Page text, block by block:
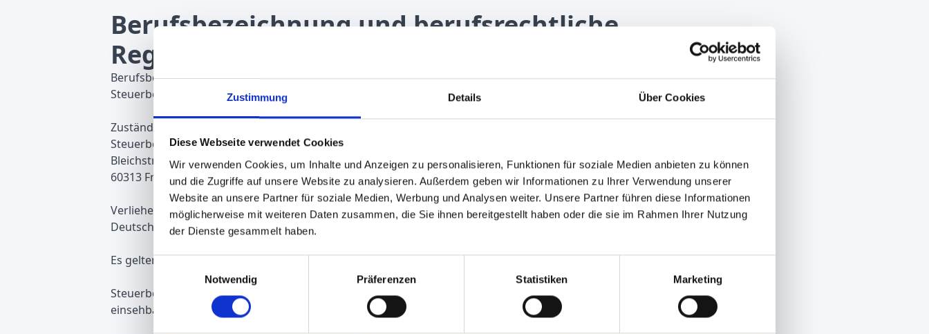
Zustimmung Details Über Cookies
Diese Webseite verwendet Cookies
Wir verwenden Cookies, um Inhalte und Anzeigen zu personalisieren, Funktionen für soziale Medien anbieten zu können
und die Zugriffe auf unsere Website zu analysieren. Außerdem geben wir Informationen zu Ihrer Verwendung unserer
Website an unsere Partner für soziale Medien, Werbung und Analysen weiter. Unsere Partner führen diese Informationen
möglicherweise mit weiteren Daten zusammen, die Sie ihnen bereitgestellt haben oder die sie im Rahmen Ihrer Nutzung
der Dienste gesammelt haben.
Einwilligungsauswahl
Notwendig
Präferenzen Statistiken Marketing
Berufsbezeichnung und berufsrechtliche
Regelungen
Berufsbezeichnung:
Steuerberater
Zuständige Kammer:
Steuerberaterkammer Hessen
Bleichstraße 1
60313 Frankfurt am Main
Verliehen in:
Deutschland
Es gelten folgende berufsrechtliche Regelungen:
Steuerberatungsgesetz (StBerG)
einsehbar unter:
https://www.gesetze-im-internet.de/stberg/